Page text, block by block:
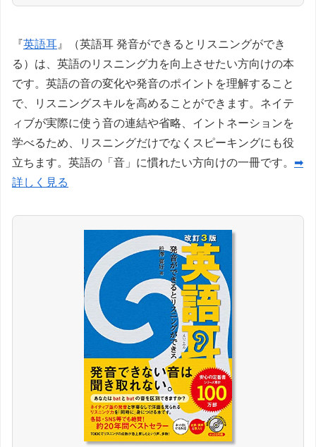
『英語耳 』（英語耳 発音ができるとリスニングができ
る）は、英語のリスニング力を向上させたい方向けの本
です。英語の音の変化や発音のポイントを理解すること
で、リスニングスキルを高めることができます。ネイテ
ィブが実際に使う音の連結や省略、イントネーションを
学べるため、リスニングだけでなくスピーキングにも役
立ちます。英語の「音」に慣れたい方向けの一冊です。 ➡
詳しく見る